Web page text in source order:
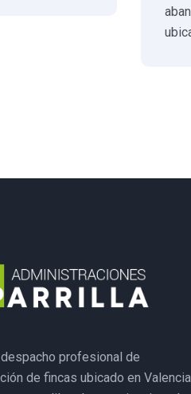
profesional de
de fincas ubicado en Valencia.